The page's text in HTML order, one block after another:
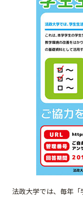
法政大学では、毎年「